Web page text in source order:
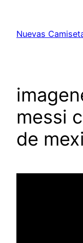
contenido
Nuevas
messi
de